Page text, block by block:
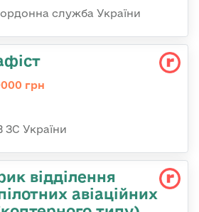
служба України
грн
України
відділення
авіаційних